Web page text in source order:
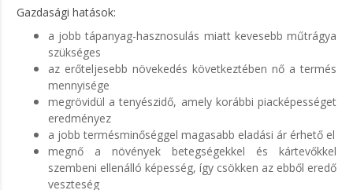
Gazdasági hatások:
a jobb tápanyag-hasznosulás miatt kevesebb műtrágya
szükséges
az erőteljesebb növekedés következtében nő a termés
mennyisége
megrövidül a tenyészidő, amely korábbi piacképességet
eredményez
a jobb termésminőséggel magasabb eladási ár érhető el
megnő a növények betegségekkel és kártevőkkel
szembeni ellenálló képesség, így csökken az ebből eredő
veszteség